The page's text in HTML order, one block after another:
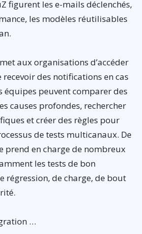
figurent les e-mails déclenchés,
les modèles réutilisables
aux organisations d’accéder
des notifications en cas
équipes peuvent comparer des
causes profondes, rechercher
et créer des règles pour
de tests multicanaux. De
prend en charge de nombreux
les tests de bon
régression, de charge, de bout
…